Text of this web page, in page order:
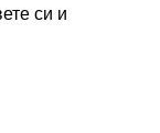
си и